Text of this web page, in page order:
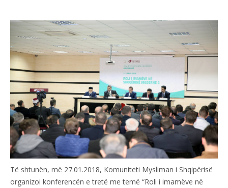
Të shtunën, më 27.01.2018, Komuniteti Mysliman i Shqipërisë
organizoi konferencën e tretë me temë “Roli i imamëve në